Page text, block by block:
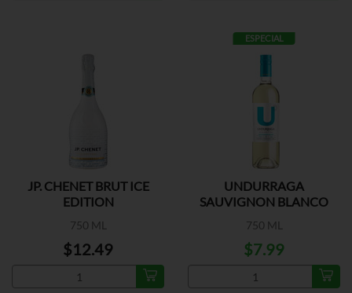
JP. CHENET BRUT ICE
EDITION
750 ML
$12.49
ESPECIAL
UNDURRAGA
SAUVIGNON BLANCO
750 ML
$7.99